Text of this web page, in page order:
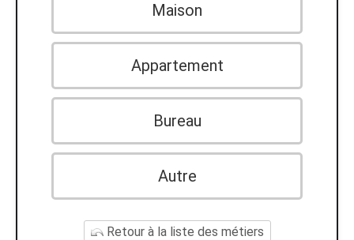
Maison
Appartement
Bureau
Autre
Retour à la liste des métiers